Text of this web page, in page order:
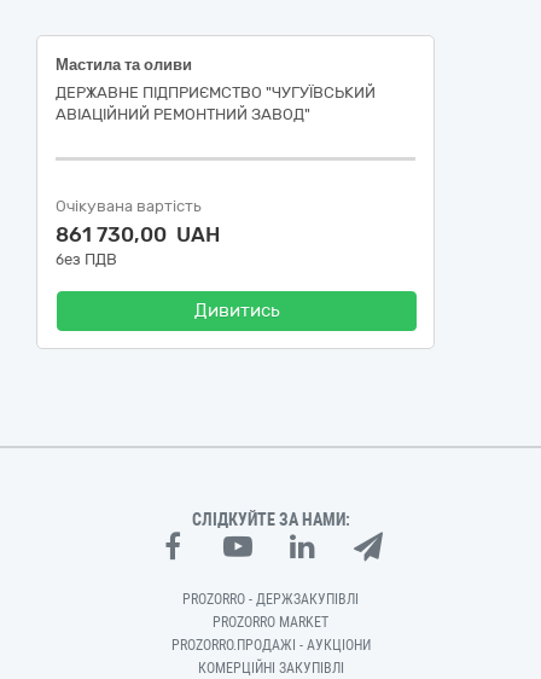
Мастила та оливи
ДЕРЖАВНЕ ПІДПРИЄМСТВО "ЧУГУЇВСЬКИЙ
АВІАЦІЙНИЙ РЕМОНТНИЙ ЗАВОД"
Очікувана вартість
861 730,00 UAH
без ПДВ
Дивитись
СЛІДКУЙТЕ ЗА НАМИ:
PROZORRO - ДЕРЖЗАКУПІВЛІ
PROZORRO MARKET
PROZORRO.ПРОДАЖІ - АУКЦІОНИ
КОМЕРЦІЙНІ ЗАКУПІВЛІ